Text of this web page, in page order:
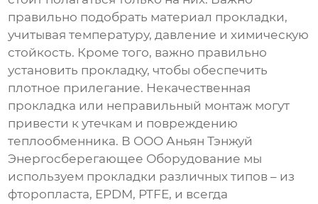
правильно подобрать материал прокладки,
учитывая температуру, давление и химическую
стойкость. Кроме того, важно правильно
установить прокладку, чтобы обеспечить
плотное прилегание. Некачественная
прокладка или неправильный монтаж могут
привести к утечкам и повреждению
теплообменника. В ООО Аньян Тэнжуй
Энергосберегающее Оборудование мы
используем прокладки различных типов – из
фторопласта, EPDM, PTFE, и всегда